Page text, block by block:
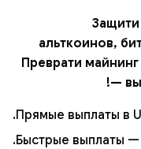
альткоинов,
Преврати
—
Прямые выплаты в
Быстрые выплаты —